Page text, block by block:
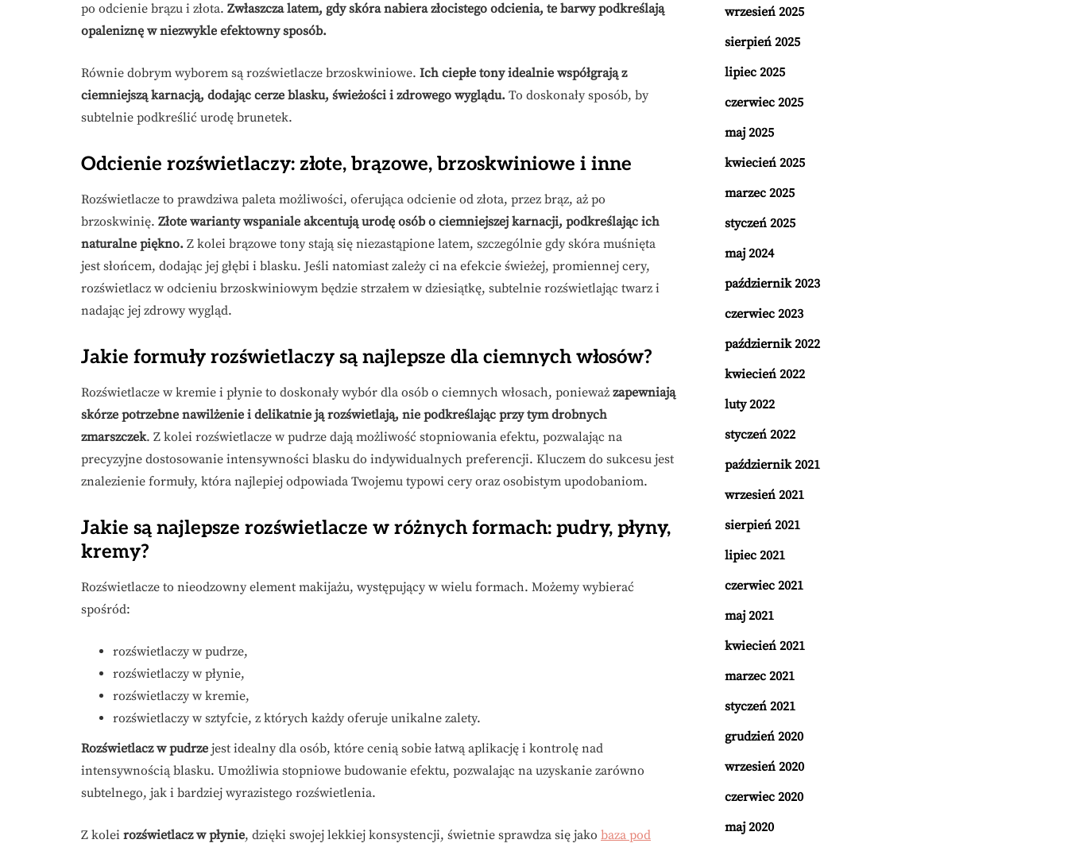
po odcienie brązu i złota. Zwłaszcza latem, gdy skóra nabiera złocistego odcienia, te barwy podkreślają
opaleniznę w niezwykle efektowny sposób.
Równie dobrym wyborem są rozświetlacze brzoskwiniowe. Ich ciepłe tony idealnie współgrają z
ciemniejszą karnacją, dodając cerze blasku, świeżości i zdrowego wyglądu. To doskonały sposób, by
subtelnie podkreślić urodę brunetek.
Odcienie rozświetlaczy: złote, brązowe, brzoskwiniowe i inne
Rozświetlacze to prawdziwa paleta możliwości, oferująca odcienie od złota, przez brąz, aż po
brzoskwinię. Złote warianty wspaniale akcentują urodę osób o ciemniejszej karnacji, podkreślając ich
naturalne piękno. Z kolei brązowe tony stają się niezastąpione latem, szczególnie gdy skóra muśnięta
jest słońcem, dodając jej głębi i blasku. Jeśli natomiast zależy ci na efekcie świeżej, promiennej cery,
rozświetlacz w odcieniu brzoskwiniowym będzie strzałem w dziesiątkę, subtelnie rozświetlając twarz i
nadając jej zdrowy wygląd.
Jakie formuły rozświetlaczy są najlepsze dla ciemnych włosów?
Rozświetlacze w kremie i płynie to doskonały wybór dla osób o ciemnych włosach, ponieważ zapewniają
skórze potrzebne nawilżenie i delikatnie ją rozświetlają, nie podkreślając przy tym drobnych
zmarszczek. Z kolei rozświetlacze w pudrze dają możliwość stopniowania efektu, pozwalając na
precyzyjne dostosowanie intensywności blasku do indywidualnych preferencji. Kluczem do sukcesu jest
znalezienie formuły, która najlepiej odpowiada Twojemu typowi cery oraz osobistym upodobaniom.
Jakie są najlepsze rozświetlacze w różnych formach: pudry, płyny,
kremy?
Rozświetlacze to nieodzowny element makijażu, występujący w wielu formach. Możemy wybierać
spośród:
rozświetlaczy w pudrze,
rozświetlaczy w płynie,
rozświetlaczy w kremie,
rozświetlaczy w sztyfcie, z których każdy oferuje unikalne zalety.
Rozświetlacz w pudrze jest idealny dla osób, które cenią sobie łatwą aplikację i kontrolę nad
intensywnością blasku. Umożliwia stopniowe budowanie efektu, pozwalając na uzyskanie zarówno
subtelnego, jak i bardziej wyrazistego rozświetlenia.
Z kolei rozświetlacz w płynie, dzięki swojej lekkiej konsystencji, świetnie sprawdza się jako baza pod
wrzesień 2025
sierpień 2025
lipiec 2025
czerwiec 2025
maj 2025
kwiecień 2025
marzec 2025
styczeń 2025
maj 2024
październik 2023
czerwiec 2023
październik 2022
kwiecień 2022
luty 2022
styczeń 2022
październik 2021
wrzesień 2021
sierpień 2021
lipiec 2021
czerwiec 2021
maj 2021
kwiecień 2021
marzec 2021
styczeń 2021
grudzień 2020
wrzesień 2020
czerwiec 2020
maj 2020